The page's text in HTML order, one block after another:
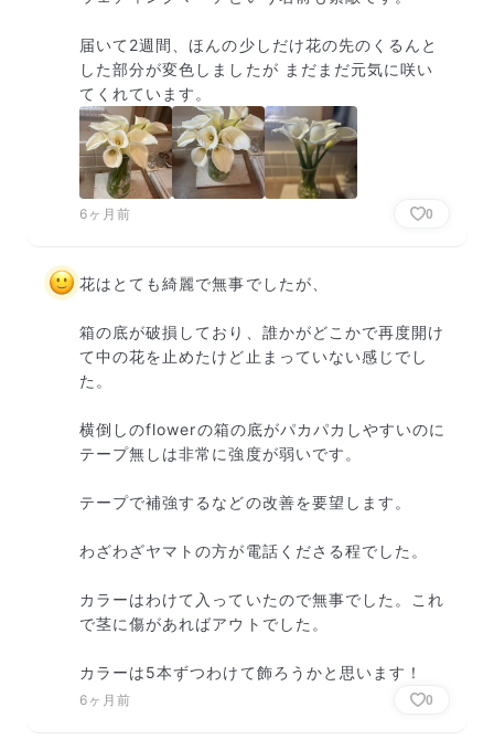
届いて2週間、ほんの少しだけ花の先のくるんと
した部分が変色しましたが まだまだ元気に咲い
てくれています。
6ヶ月前 0
花はとても綺麗で無事でしたが、
箱の底が破損しており、誰かがどこかで再度開け
て中の花を止めたけど止まっていない感じでし
た。
横倒しのflowerの箱の底がパカパカしやすいのに
テープ無しは非常に強度が弱いです。
テープで補強するなどの改善を要望します。
わざわざヤマトの方が電話くださる程でした。
カラーはわけて入っていたので無事でした。これ
で茎に傷があればアウトでした。
カラーは5本ずつわけて飾ろうかと思います！
6ヶ月前 0